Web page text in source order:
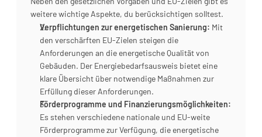
weitere wichtige Aspekte, du berücksichtigen solltest.
Verpflichtungen zur energetischen Sanierung: Mit
den verschärften EU-Zielen steigen die
Anforderungen an die energetische Qualität von
Gebäuden. Der Energiebedarfsausweis bietet eine
klare Übersicht über notwendige Maßnahmen zur
Erfüllung dieser Anforderungen.
Förderprogramme und Finanzierungsmöglichkeiten:
Es stehen verschiedene nationale und EU-weite
Förderprogramme zur Verfügung, die energetische